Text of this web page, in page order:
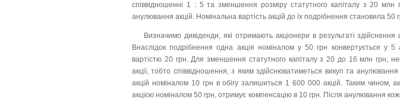
співвідношенні 1 : 5 та зменшення розміру статутного капіталу з 20
анулювання акцій. Номінальна вартість акцій до їх подрібнення становила
Визначимо дивіденди, які отримають акціонери в результаті
Внаслідок подрібнення одна акція номіналом у 50 грн конвертується у
вартістю 20 грн. Для зменшення статутного капіталу з 20 до 16 млн грн,
акції, тобто співвідношення, з яким здійснюватиметься викуп та
акцій номіналом 10 грн в обігу залишиться 1 600 000 акцій. Таким чином,
акцією номіналом 50 грн, отримує компенсацію в 10 грн. Після анулювання